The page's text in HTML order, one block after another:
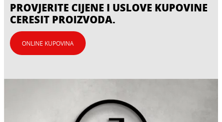
PROVJERITE CIJENE I USLOVE KUPOVINE
CERESIT PROIZVODA.
ONLINE KUPOVINA